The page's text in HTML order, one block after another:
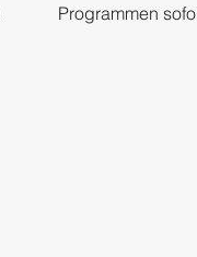
Programmen